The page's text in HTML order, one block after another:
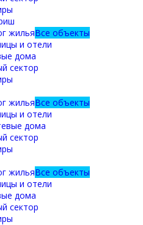
жильяВсе объекты
и отели
дома
сектор
жильяВсе объекты
и отели
дома
сектор
жильяВсе объекты
и отели
дома
сектор